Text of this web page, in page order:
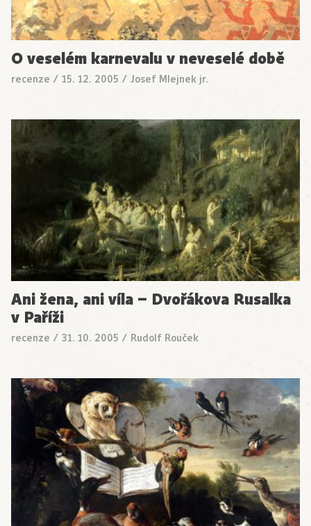
O veselém karnevalu v neveselé době
recenze / 15. 12. 2005 / Josef Mlejnek jr.
Ani žena, ani víla – Dvořákova Rusalka
v Paříži
recenze / 31. 10. 2005 / Rudolf Rouček